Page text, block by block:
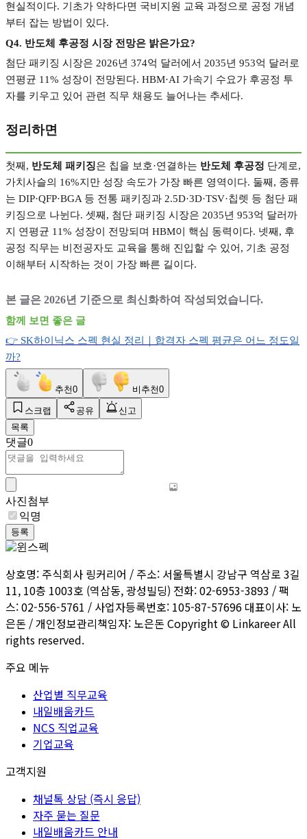
현실적이다. 기초가 약하다면 국비지원 교육 과정으로 공정 개념
부터 잡는 방법이 있다.
Q4. 반도체 후공정 시장 전망은 밝은가요?
첨단 패키징 시장은 2026년 374억 달러에서 2035년 953억 달러로
연평균 11% 성장이 전망된다. HBM·AI 가속기 수요가 후공정 투
자를 키우고 있어 관련 직무 채용도 늘어나는 추세다.
정리하면
첫째 , 반도체 패키징은 칩을 보호·연결하는 반도체 후공정 단계로,
가치사슬의 16%지만 성장 속도가 가장 빠른 영역이다. 둘째 , 종류
는 DIP·QFP·BGA 등 전통 패키징과 2.5D·3D·TSV·칩렛 등 첨단 패
키징으로 나뉜다. 셋째 , 첨단 패키징 시장은 2035년 953억 달러까
지 연평균 11% 성장이 전망되며 HBM이 핵심 동력이다. 넷째 , 후
공정 직무는 비전공자도 교육을 통해 진입할 수 있어 , 기초 공정
이해부터 시작하는 것이 가장 빠른 길이다.
본 글은 2026년 기준으로 최신화하여 작성되었습니다.
함께 보면 좋은 글
👉 SK하이닉스 스펙 현실 정리｜합격자 스펙 평균은 어느 정도일
까?
추천0 비추천0
스크랩 공유
신고
목록
댓글0
사진첨부
익명
등록
상호명: 주식회사 링커리어 / 주소: 서울특별시 강남구 역삼로 3길
11, 10층 1003호 (역삼동, 광성빌딩) 전화: 02-6953-3893 / 팩
스: 02-556-5761 / 사업자등록번호: 105-87-57696 대표이사: 노
은돈 / 개인정보관리책임자: 노은돈 Copyright © Linkareer All
rights reserved.
주요 메뉴
산업별 직무교육
내일배움카드
NCS 직업교육
기업교육
고객지원
채널톡 상담 (즉시 응답)
자주 묻는 질문
내일배움카드 안내